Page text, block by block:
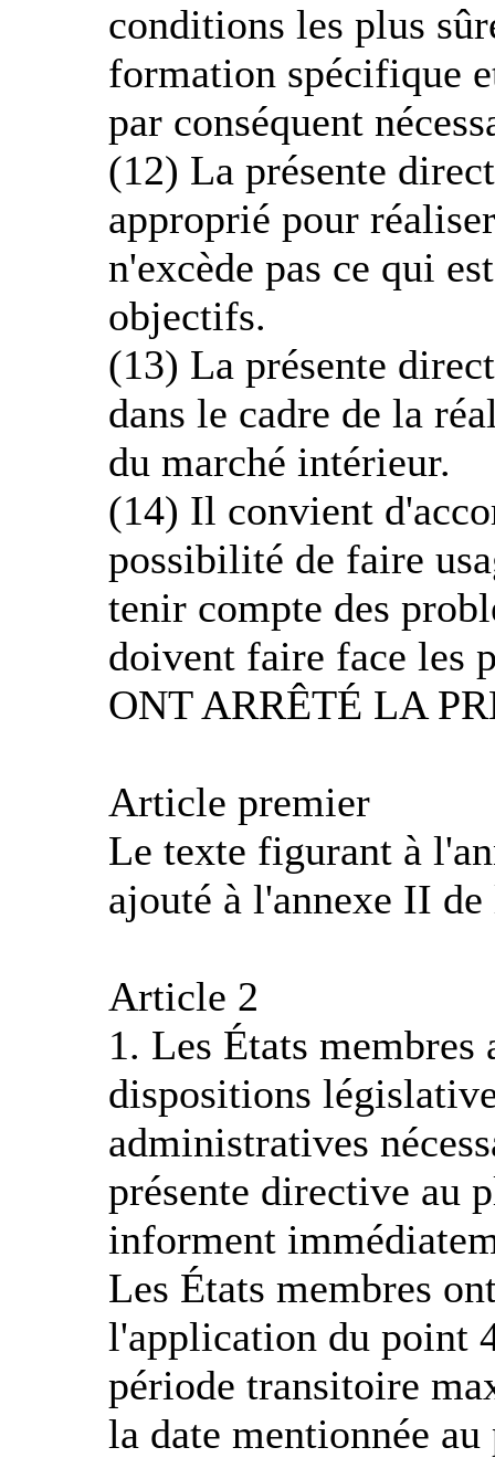
conditions les plus
formation spécifique
par conséquent
(12) La présente
approprié pour
n'excède pas ce qui
objectifs.
(13) La présente
dans le cadre de la
du marché intérieur.
(14) Il convient
possibilité de faire
tenir compte des
doivent faire face les
ONT ARRÊTÉ LA
Article premier
Le texte figurant à
ajouté à l'annexe II
Article 2
1. Les États
dispositions
administratives
présente directive au
informent
Les États membres
l'application du point
période transitoire
la date mentionnée